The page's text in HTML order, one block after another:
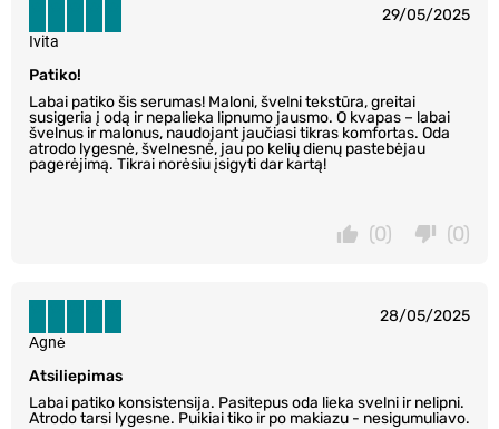
29/05/2025
Patiko!
Labai patiko šis serumas! Maloni, švelni tekstūra, greitai
susigeria į odą ir nepalieka lipnumo jausmo. O kvapas – labai
švelnus ir malonus, naudojant jaučiasi tikras komfortas. Oda
atrodo lygesnė, švelnesnė, jau po kelių dienų pastebėjau
pagerėjimą. Tikrai norėsiu įsigyti dar kartą!
Ivita
(0)
(0)
28/05/2025
Atsiliepimas
Labai patiko konsistensija. Pasitepus oda lieka svelni ir nelipni.
Atrodo tarsi lygesne. Puikiai tiko ir po makiazu - nesigumuliavo.
Agnė